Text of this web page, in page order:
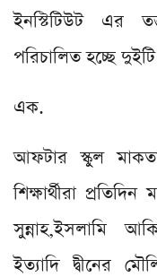
ইনস্টিটিউট এর
পরিচালিত হচ্ছে
এক.
আফটার স্কুল
শিক্ষার্থীরা
সুন্নাহ,ইসলামি
ইত্যাদি দ্বীনের